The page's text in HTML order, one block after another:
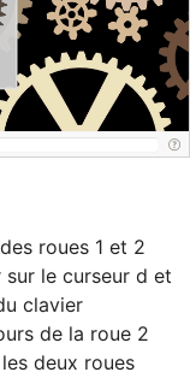
roues 1 et 2
le curseur d et
clavier
de la roue 2
deux roues